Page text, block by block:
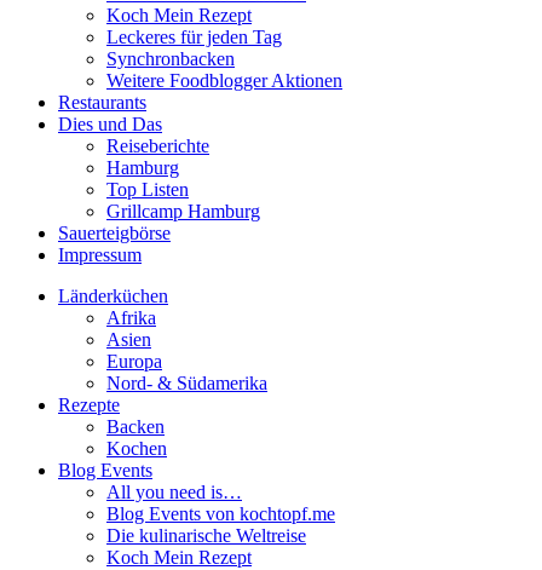
Koch Mein Rezept
Leckeres für jeden Tag
Synchronbacken
Weitere Foodblogger Aktionen
Restaurants
Dies und Das
Reiseberichte
Hamburg
Top Listen
Grillcamp Hamburg
Sauerteigbörse
Impressum
Länderküchen
Afrika
Asien
Europa
Nord- & Südamerika
Rezepte
Backen
Kochen
Blog Events
All you need is…
Blog Events von kochtopf.me
Die kulinarische Weltreise
Koch Mein Rezept